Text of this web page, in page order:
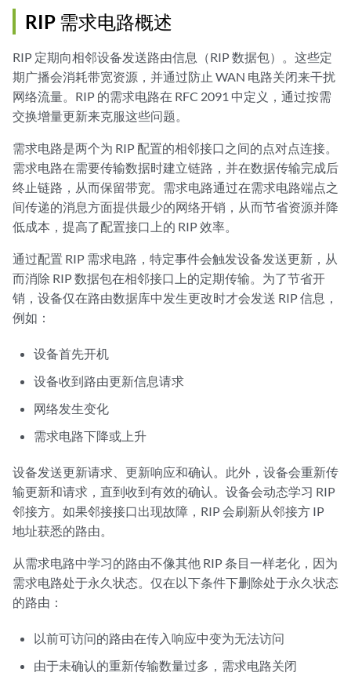
RIP 需求电路概述
RIP 定期向相邻设备发送路由信息（RIP 数据包）。这些定
期广播会消耗带宽资源，并通过防止 WAN 电路关闭来干扰
网络流量。RIP 的需求电路在 RFC 2091 中定义，通过按需
交换增量更新来克服这些问题。
需求电路是两个为 RIP 配置的相邻接口之间的点对点连接。
需求电路在需要传输数据时建立链路，并在数据传输完成后
终止链路，从而保留带宽。需求电路通过在需求电路端点之
间传递的消息方面提供最少的网络开销，从而节省资源并降
低成本，提高了配置接口上的 RIP 效率。
通过配置 RIP 需求电路，特定事件会触发设备发送更新，从
而消除 RIP 数据包在相邻接口上的定期传输。为了节省开
销，设备仅在路由数据库中发生更改时才会发送 RIP 信息，
例如：
设备首先开机
设备收到路由更新信息请求
网络发生变化
需求电路下降或上升
设备发送更新请求、更新响应和确认。此外，设备会重新传
输更新和请求，直到收到有效的确认。设备会动态学习 RIP
邻接方。如果邻接接口出现故障，RIP 会刷新从邻接方 IP
地址获悉的路由。
从需求电路中学习的路由不像其他 RIP 条目一样老化，因为
需求电路处于永久状态。仅在以下条件下删除处于永久状态
的路由：
以前可访问的路由在传入响应中变为无法访问
由于未确认的重新传输数量过多，需求电路关闭